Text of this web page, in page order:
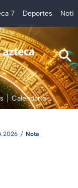
7 Deportes
Calendario
2026 Nota